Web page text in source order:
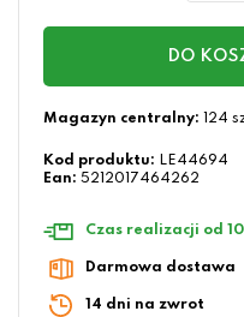
DO
Magazyn centralny: 124
Kod produktu: LE44694
Ean: 5212017464262
Czas realizacji od
Darmowa dostawa
14 dni na zwrot